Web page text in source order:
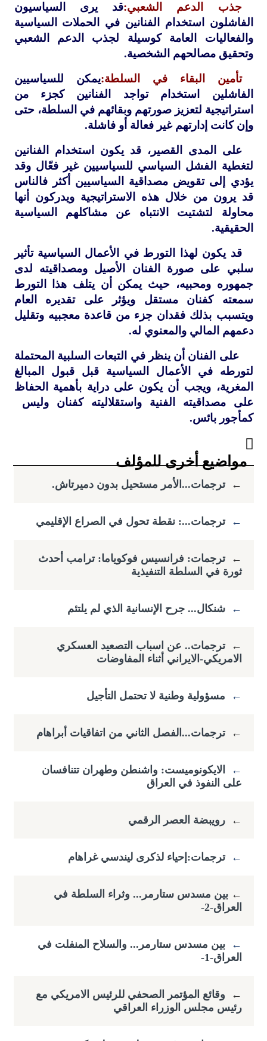
جذب الدعم الشعبي:قد يرى السياسيون
الفاشلون استخدام الفنانين في الحملات السياسية
والفعاليات العامة كوسيلة لجذب الدعم الشعبي
وتحقيق مصالحهم الشخصية.
تأمين البقاء في السلطة:يمكن للسياسيين
الفاشلين استخدام تواجد الفنانين كجزء من
استراتيجية لتعزيز صورتهم وبقائهم في السلطة، حتى
وإن كانت إدارتهم غير فعالة أو فاشلة.
على المدى القصير، قد يكون استخدام الفنانين
لتغطية الفشل السياسي للسياسيين غير فعّال وقد
يؤدي إلى تقويض مصداقية السياسيين أكثر فالناس
قد يرون من خلال هذه الاستراتيجية ويدركون أنها
محاولة لتشتيت الانتباه عن مشاكلهم السياسية
الحقيقية.
قد يكون لهذا التورط في الأعمال السياسية تأثير
سلبي على صورة الفنان الأصيل ومصداقيته لدى
جمهوره ومحبيه، حيث يمكن أن يتلف هذا التورط
سمعته كفنان مستقل ويؤثر على تقديره العام
ويتسبب بذلك فقدان جزء من قاعدة معجبيه وتقليل
دعمهم المالي والمعنوي له.
على الفنان أن ينظر في التبعات السلبية المحتملة
لتورطه في الأعمال السياسية قبل قبول المبالغ
المغرية، ويجب أن يكون على دراية بأهمية الحفاظ
على مصداقيته الفنية واستقلاليته كفنان وليس
كمأجور بائس.
مواضيع أخرى للمؤلف
← ترجمات...الأمر مستحيل بدون دميرتاش.
← ترجمات...: نقطة تحول في الصراع الإقليمي
← ترجمات: فرانسيس فوكوياما: ​ترامب أحدث
ثورة في السلطة التنفيذية
← شنكال... جرح الإنسانية الذي لم يلتئم
← ترجمات.. عن اسباب التصعيد العسكري
الامريكي-الايراني أثناء المفاوضات
← مسؤولية وطنية لا تحتمل التأجيل
← ترجمات...الفصل الثاني من اتفاقيات أبراهام
←
الايكونوميست: واشنطن وطهران تتنافسان
على النفوذ في العراق
← رويبضة العصر الرقمي
← ترجمات:إحياء لذكرى ليندسي غراهام
←​بين مسدس ستارمر... وثراء السلطة في
العراق-2-
←
بين مسدس ستارمر... والسلاح المنفلت في
العراق-1-
←
وقائع المؤتمر الصحفي للرئيس الامريكي مع
رئيس مجلس الوزراء العراقي